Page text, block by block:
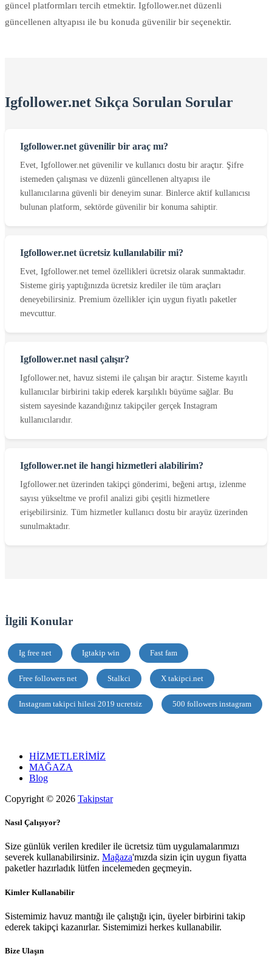
güncel platformları tercih etmektir. Igfollower.net düzenli
güncellenen altyapısı ile bu konuda güvenilir bir seçenektir.
Igfollower.net Sıkça Sorulan Sorular
Igfollower.net güvenilir bir araç mı?
Evet, Igfollower.net güvenilir ve kullanıcı dostu bir araçtır. Şifre
istemeden çalışması ve düzenli güncellenen altyapısı ile
kullanıcılarına güvenli bir deneyim sunar. Binlerce aktif kullanıcısı
bulunan platform, sektörde güvenilir bir konuma sahiptir.
Igfollower.net ücretsiz kullanılabilir mi?
Evet, Igfollower.net temel özellikleri ücretsiz olarak sunmaktadır.
Sisteme giriş yaptığınızda ücretsiz krediler ile tüm araçları
deneyebilirsiniz. Premium özellikler için uygun fiyatlı paketler
mevcuttur.
Igfollower.net nasıl çalışır?
Igfollower.net, havuz sistemi ile çalışan bir araçtır. Sisteme kayıtlı
kullanıcılar birbirini takip ederek karşılıklı büyüme sağlar. Bu
sistem sayesinde kazandığınız takipçiler gerçek Instagram
kullanıcılarıdır.
Igfollower.net ile hangi hizmetleri alabilirim?
Igfollower.net üzerinden takipçi gönderimi, beğeni artışı, izlenme
sayısı yükseltme ve profil analizi gibi çeşitli hizmetlere
erişebilirsiniz. Tüm hizmetler kullanıcı dostu bir arayüz üzerinden
sunulmaktadır.
İlgili Konular
Ig free net Igtakip win Fast fam
Free followers net Stalkci X takipci.net
Instagram takipci hilesi 2019 ucretsiz 500 followers instagram
HİZMETLERİMİZ
MAĞAZA
Blog
Copyright © 2026 Takipstar
Nasıl Çalışıyor?
Size günlük verilen krediler ile ücretsiz tüm uygulamalarımızı
severek kullanabilirsiniz. Mağaza'mızda sizin için uygun fiyatta
paketler hazırladık lütfen incelemeden geçmeyin.
Kimler Kullanabilir
Sistemimiz havuz mantığı ile çalıştığı için, üyeler birbirini takip
ederek takipçi kazanırlar. Sistemimizi herkes kullanabilir.
Bize Ulaşın